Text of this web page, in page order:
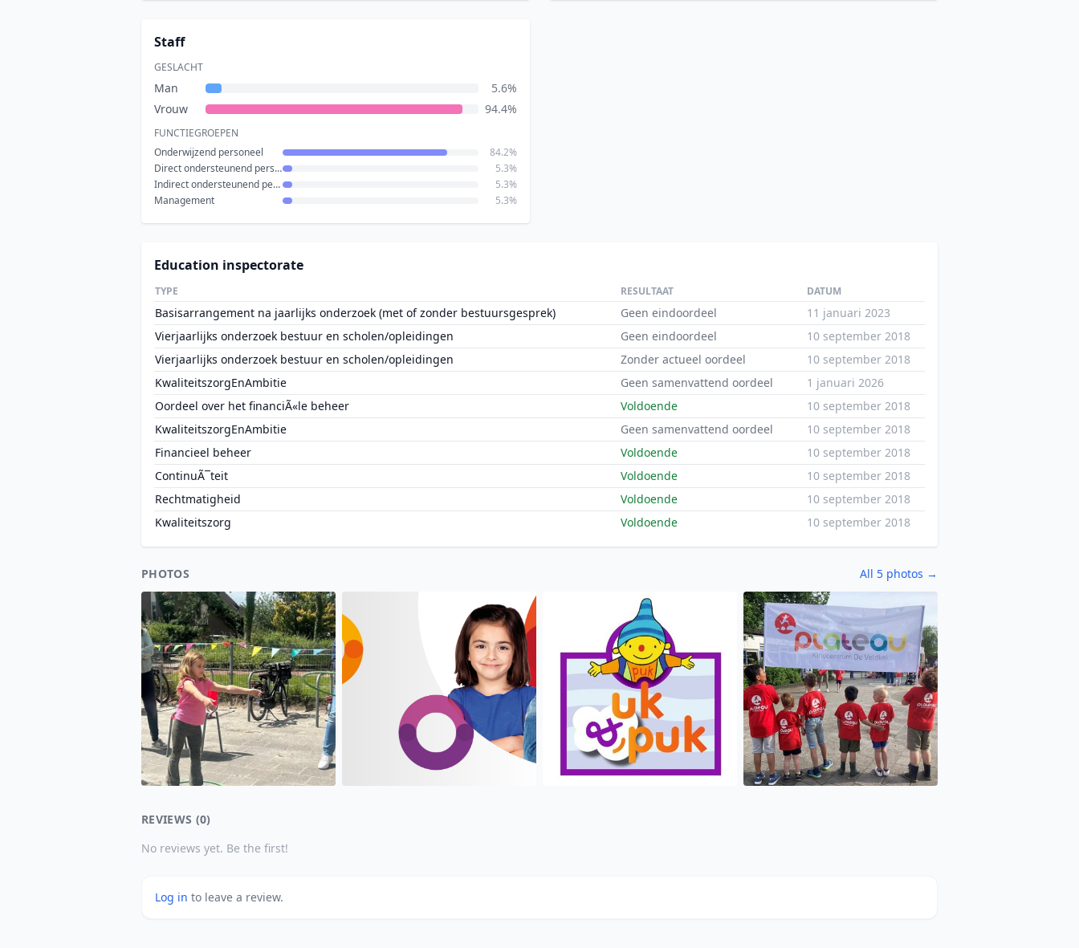
Staff
GESLACHT
Man
5.6%
Vrouw
94.4%
FUNCTIEGROEPEN
Onderwijzend personeel
84.2%
Direct ondersteunend personeel
5.3%
Indirect ondersteunend personeel
5.3%
Management
5.3%
Education inspectorate
TYPE RESULTAAT DATUM
Basisarrangement na jaarlijks onderzoek (met of zonder bestuursgesprek) Geen eindoordeel
11 januari 2023
Vierjaarlijks onderzoek bestuur en scholen/opleidingen
Geen eindoordeel
10 september 2018
Vierjaarlijks onderzoek bestuur en scholen/opleidingen
Zonder actueel oordeel
10 september 2018
KwaliteitszorgEnAmbitie
Geen samenvattend oordeel
1 januari 2026
Oordeel over het financiÃ«le beheer
Voldoende
10 september 2018
KwaliteitszorgEnAmbitie
Geen samenvattend oordeel
10 september 2018
Financieel beheer
Voldoende
10 september 2018
ContinuÃ¯teit
Voldoende
10 september 2018
Rechtmatigheid
Voldoende
10 september 2018
Kwaliteitszorg
Voldoende 10 september 2018
PHOTOS All 5 photos →
REVIEWS (0)
No reviews yet. Be the first!
Log in to leave a review.